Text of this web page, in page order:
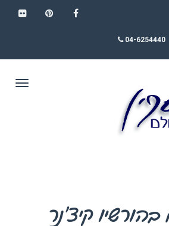
04-6254440
בהורשיו קיצ’נר